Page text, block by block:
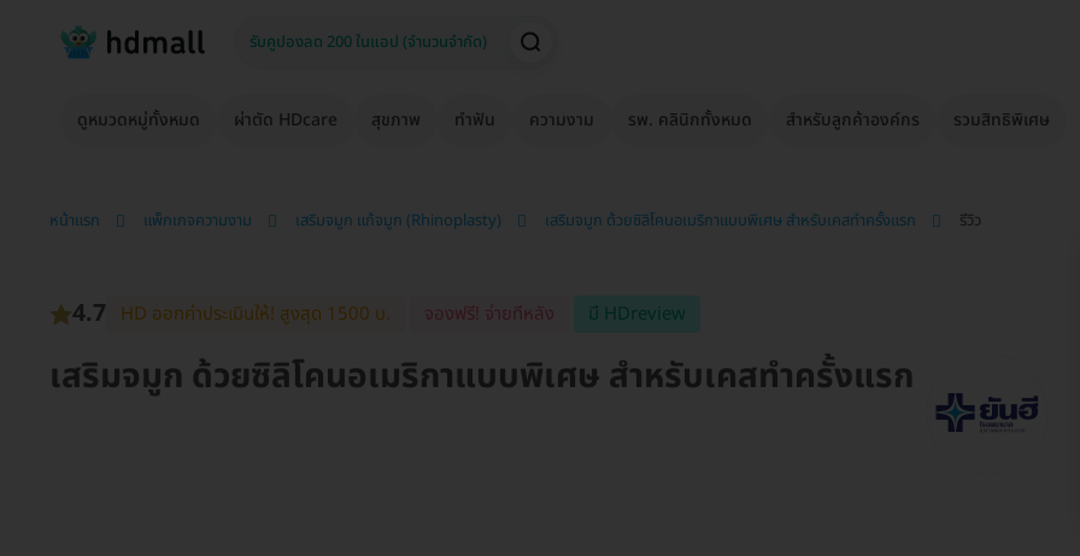
ดูหมวดหมู่ทั้งหมด ผ่าตัด HDcare สุขภาพ ทำฟัน ความงาม รพ. คลินิกทั้งหมด สำหรับลูกค้าองค์กร รวมสิทธิพิเศษ
หน้าแรก แพ็กเกจความงาม เสริมจมูก แก้จมูก (Rhinoplasty) เสริมจมูก ด้วยซิลิโคนอเมริกาแบบพิเศษ สำหรับเคสทำครั้งแรก รีวิว
4.7 HD ออกค่าประเมินให้! สูงสุด 1500 บ. จองฟรี! จ่ายทีหลัง มี HDreview
เสริมจมูก ด้วยซิลิโคนอเมริกาแบบพิเศษ สำหรับเคสทำครั้งแรก